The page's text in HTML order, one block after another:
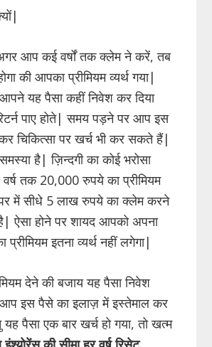
आप कई वर्षों तक क्लेम ने करें, तब
की आपका प्रीमियम व्यर्थ गया|
यह पैसा कहीं निवेश कर दिया
पाए होते| समय पड़ने पर आप इस
चिकित्सा पर खर्च भी कर सकते हैं|
है| ज़िन्दगी का कोई भरोसा
तक 20,000 रुपये का प्रीमियम
में सीधे 5 लाख रुपये का क्लेम करने
ऐसा होने पर शायद आपको अपना
प्रीमियम इतना व्यर्थ नहीं लगेगा|
देने की बजाय यह पैसा निवेश
आप इस पैसे का इलाज़ में इस्तेमाल कर
पैसा एक बार खर्च हो गया, तो खत्म